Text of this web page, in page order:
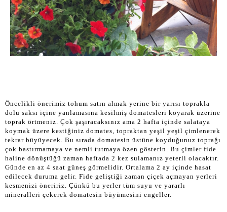
Öncelikli önerimiz tohum satın almak yerine bir yarısı toprakla
dolu saksı içine yanlamasına kesilmiş domatesleri koyarak üzerine
toprak örtmeniz. Çok şaşıracaksınız ama 2 hafta içinde salataya
koymak üzere kestiğiniz domates, topraktan yeşil yeşil çimlenerek
tekrar büyüyecek. Bu sırada domatesin üstüne koyduğunuz toprağı
çok bastırmamaya ve nemli tutmaya özen gösterin. Bu çimler fide
haline dönüştüğü zaman haftada 2 kez sulamanız yeterli olacaktır.
Günde en az 4 saat güneş görmelidir. Ortalama 2 ay içinde hasat
edilecek duruma gelir. Fide geliştiği zaman çiçek açmayan yerleri
kesmenizi öneririz. Çünkü bu yerler tüm suyu ve yararlı
mineralleri çekerek domatesin büyümesini engeller.